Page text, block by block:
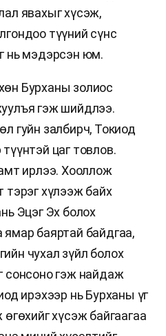
явахыг хүсэж,
түүний сүнс
нь мэдэрсэн юм.
Бурханы золиос
гэж шийдлээ.
гуйн залбирч, Токиод
цаг товлов.
ирлээ. Хооллож
тэрэг хүлээж байх
Эцэг Эх болох
ямар баяртай байдгаа,
чухал зүйл болох
сонсоно гэж найдаж
ирэхээр нь Бурханы үг
хүсэж байгаагаа